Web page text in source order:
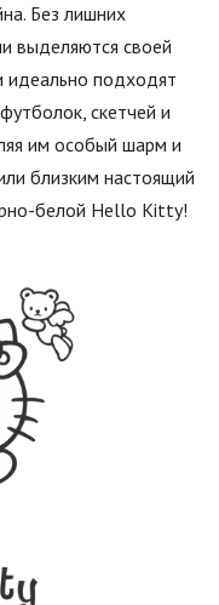
Без лишних
выделяются своей
идеально подходят
скетчей и
им особый шарм и
близким настоящий
белой Hello Kitty!